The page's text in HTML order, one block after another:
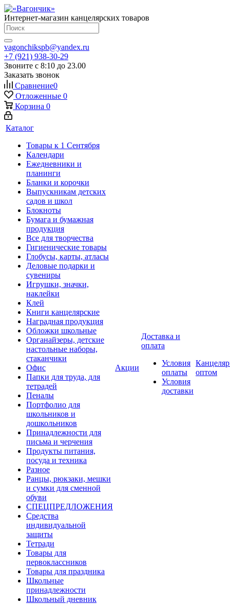
Интернет-магазин канцелярских товаров
vagonchikspb@yandex.ru
+7 (921) 938-30-29
Звоните с 8:10 до 23.00
Заказать звонок
Сравнение0
Отложенные 0
Корзина 0
Каталог
Товары к 1 Сентября
Календари
Ежедневники и
планинги
Бланки и корочки
Выпускникам детских
садов и школ
Блокноты
Бумага и бумажная
продукция
Все для творчества
Гигиенические товары
Глобусы, карты, атласы
Деловые подарки и
сувениры
Игрушки, значки,
наклейки
Клей
Книги канцелярские
Наградная продукция
Обложки школьные
Органайзеры, детские
настольные наборы,
стаканчики
Офис
Папки для труда, для
тетрадей
Пеналы
Портфолио для
школьников и
дошкольников
Принадлежности для
письма и черчения
Продукты питания,
посуда и техника
Разное
Ранцы, рюкзаки, мешки
и сумки для сменной
обуви
СПЕЦПРЕДЛОЖЕНИЯ
Средства
индивидуальной
защиты
Тетради
Товары для
первоклассников
Товары для праздника
Школьные
принадлежности
Школьный дневник
Акции
Доставка и
оплата
Условия
оплаты
Условия
доставки
оптом